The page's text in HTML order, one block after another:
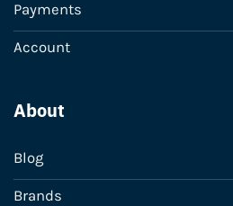
Payments
Account
About
Blog
Brands